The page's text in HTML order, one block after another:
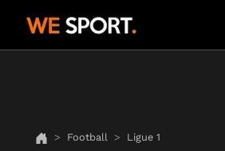
Football Ligue 1